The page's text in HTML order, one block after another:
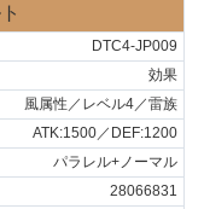
DTC4-JP009
効果
風属性／レベル4／雷族
ATK:1500／DEF:1200
パラレル+ノーマル
28066831